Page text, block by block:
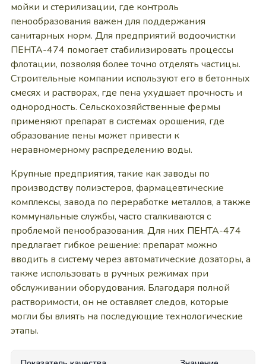
мойки и стерилизации, где контроль
пенообразования важен для поддержания
санитарных норм. Для предприятий водоочистки
ПЕНТА-474 помогает стабилизировать процессы
флотации, позволяя более точно отделять частицы.
Строительные компании используют его в бетонных
смесях и растворах, где пена ухудшает прочность и
однородность. Сельскохозяйственные фермы
применяют препарат в системах орошения, где
образование пены может привести к
неравномерному распределению воды.
Крупные предприятия, такие как заводы по
производству полиэстеров, фармацевтические
комплексы, завода по переработке металлов, а также
коммунальные службы, часто сталкиваются с
проблемой пенообразования. Для них ПЕНТА-474
предлагает гибкое решение: препарат можно
вводить в систему через автоматические дозаторы, а
также использовать в ручных режимах при
обслуживании оборудования. Благодаря полной
растворимости, он не оставляет следов, которые
могли бы влиять на последующие технологические
этапы.